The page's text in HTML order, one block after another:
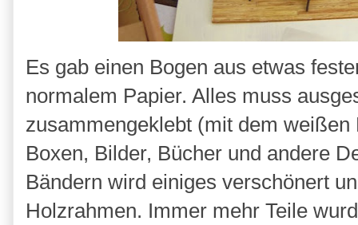
Es gab einen Bogen aus etwas
normalem Papier. Alles muss
zusammengeklebt (mit dem
Boxen, Bilder, Bücher und andere
Bändern wird einiges verschönert
Holzrahmen. Immer mehr Teile